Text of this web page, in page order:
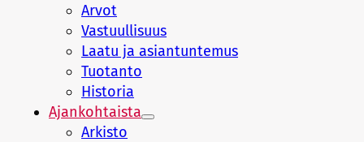
Arvot
Vastuullisuus
Laatu ja asiantuntemus
Tuotanto
Historia
Ajankohtaista
Arkisto